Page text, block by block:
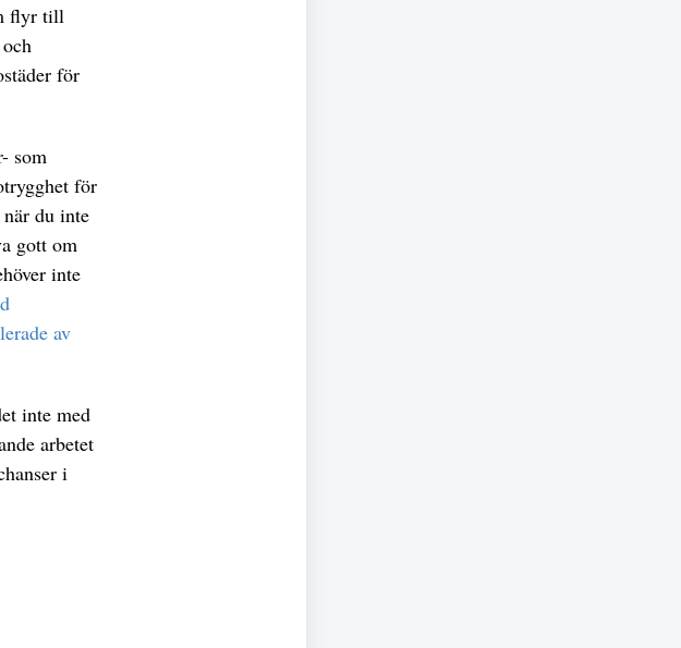
flyr till
för
som
för
du inte
gott om
inte
av
inte med
arbetet
i